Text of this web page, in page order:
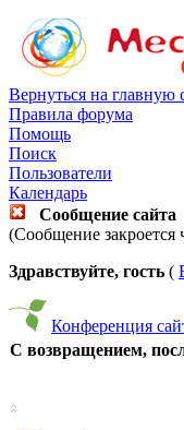
Вернуться на главную
Правила форума
Помощь
Поиск
Пользователи
Календарь
Сообщение сайта
(Сообщение закроется
Здравствуйте, гость (
Конференция
С возвращением,